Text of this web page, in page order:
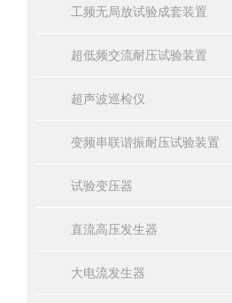
工频无局放试验成套装置
超低频交流耐压试验装置
超声波巡检仪
变频串联谐振耐压试验装置
试验变压器
直流高压发生器
大电流发生器